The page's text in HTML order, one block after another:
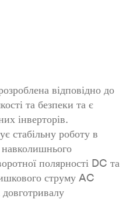
відповідно до
та безпеки та є
інверторів.
стабільну роботу в
полярності DC та
струму AC